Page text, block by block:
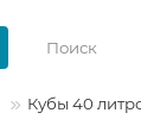
Кубы 40